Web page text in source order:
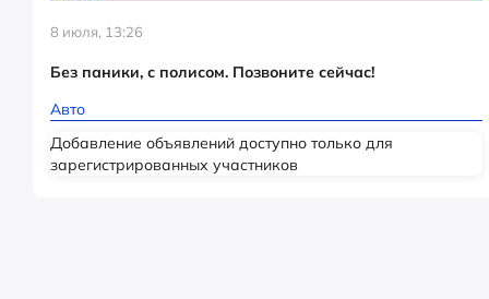
8 июля, 13:26
Без паники, с полисом. Позвоните сейчас!
Авто
Добавление объявлений доступно только для
зарегистрированных участников